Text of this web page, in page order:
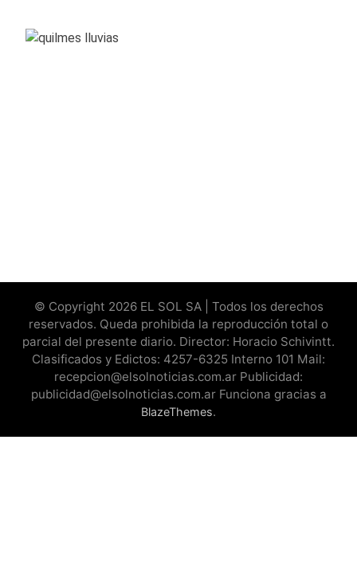
© Copyright 2026 EL SOL SA | Todos los derechos
reservados. Queda prohibida la reproducción total o
parcial del presente diario. Director: Horacio Schivintt.
Clasificados y Edictos: 4257-6325 Interno 101 Mail:
recepcion@elsolnoticias.com.ar Publicidad:
publicidad@elsolnoticias.com.ar Funciona gracias a
BlazeThemes.